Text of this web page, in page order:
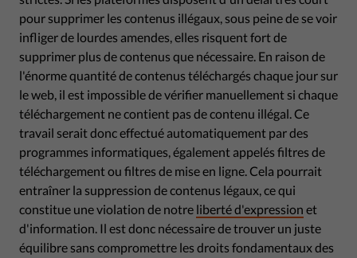
pour supprimer les contenus illégaux, sous peine de se voir
infliger de lourdes amendes, elles risquent fort de
supprimer plus de contenus que nécessaire. En raison de
l'énorme quantité de contenus téléchargés chaque jour sur
le web, il est impossible de vérifier manuellement si chaque
téléchargement ne contient pas de contenu illégal. Ce
travail serait donc effectué automatiquement par des
programmes informatiques, également appelés filtres de
téléchargement ou filtres de mise en ligne. Cela pourrait
entraîner la suppression de contenus légaux, ce qui
constitue une violation de notre liberté d'expression et
d'information. Il est donc nécessaire de trouver un juste
équilibre sans compromettre les droits fondamentaux des